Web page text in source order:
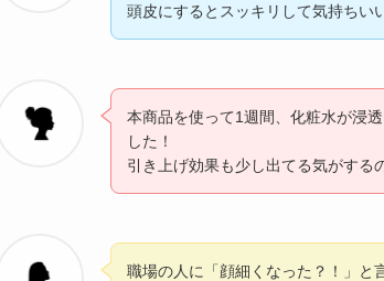
頭皮にするとスッキリして気持ちい
本商品を使って1週間、化粧水が浸
した！
引き上げ効果も少し出てる気がする
職場の人に「顔細くなった？！」と